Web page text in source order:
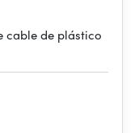
cable de plástico